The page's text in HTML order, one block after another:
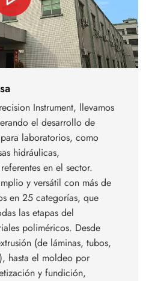
Instrument, llevamos
el desarrollo de
laboratorios, como
hidráulicas,
en el sector.
y versátil con más de
en 25 categorías, que
las etapas del
poliméricos. Desde
(de láminas, tubos,
hasta el moldeo por
y fundición,